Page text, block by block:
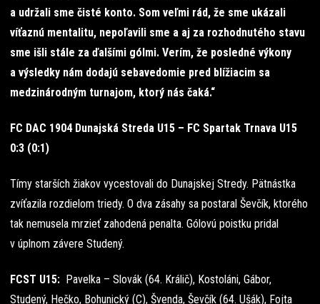
a udržali sme čisté konto. Som veľmi rád, že sme ukázali
víťaznú mentalitu, nepoľavili sme a aj za rozhodnutého stavu
sme išli stále za ďalšími gólmi. Verím, že posledné výkony
a výsledky nám dodajú sebavedomie pred blížiacim sa
medzinárodným turnajom, ktorý nás čaká.“
FC DAC 1904 Dunajská Streda U15 – FC Spartak Trnava U15
0:3 (0:1)
Tímy starších žiakov vycestovali do Dunajskej Stredy. Pätnástka
zvíťazila rozdielom triedy. O dva zásahy sa postaral Ševčík, ktorého
tak nemusela mrzieť zahodená penalta. Gólovú poistku pridal
v úplnom závere Studený.
FCST U15: Pavelka – Slovák (64. Králič), Kostoláni, Gábor,
Studený, Hečko, Bohunický (C), Švenda, Ševčík (64. Ušák), Fojta